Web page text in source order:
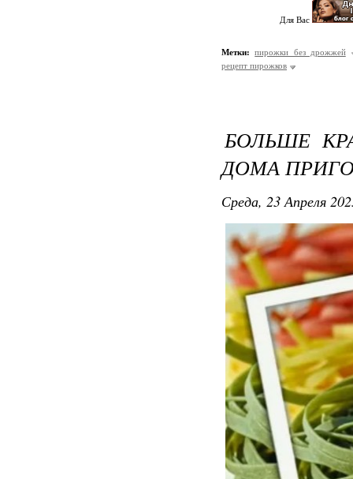
Для Вас
Метки:
пирожки без дрожжей
рецепт пирожков
БОЛЬШЕ
ДОМА
Среда, 23 Апреля